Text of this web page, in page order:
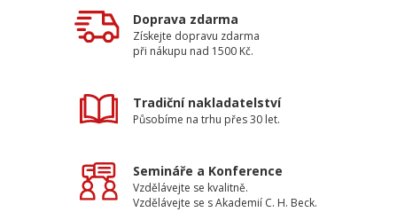
Doprava zdarma
Získejte dopravu zdarma
při nákupu nad 1500 Kč.
Tradiční nakladatelství
Působíme na trhu přes 30 let.
Semináře a Konference
Vzdělávejte se kvalitně.
Vzdělávejte se s Akademií C. H. Beck.